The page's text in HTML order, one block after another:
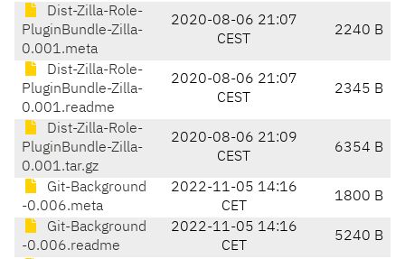
Dist-Zilla-Role-
PluginBundle-Zilla-
0.001.meta
2020-08-06 21:07
CEST
2240 B
Dist-Zilla-Role-
PluginBundle-Zilla-
0.001.readme
2020-08-06 21:07
CEST
2345 B
Dist-Zilla-Role-
PluginBundle-Zilla-
0.001.tar.gz
2020-08-06 21:09
CEST
6354 B
Git-Background
-0.006.meta
2022-11-05 14:16
CET
1800 B
Git-Background
-0.006.readme
2022-11-05 14:16
CET
5240 B